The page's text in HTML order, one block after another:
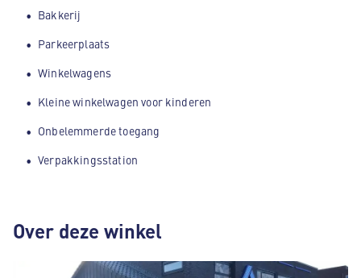
Bakkerij
Parkeerplaats
Winkelwagens
Kleine winkelwagen voor kinderen
Onbelemmerde toegang
Verpakkingsstation
Over deze winkel